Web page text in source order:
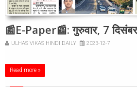
📰E-Paper📰: गुरुवार, 7
ULHAS VIKAS HINDI DAILY 2023-12-7
Read more »